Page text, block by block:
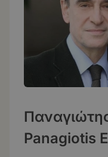
Panagiotis